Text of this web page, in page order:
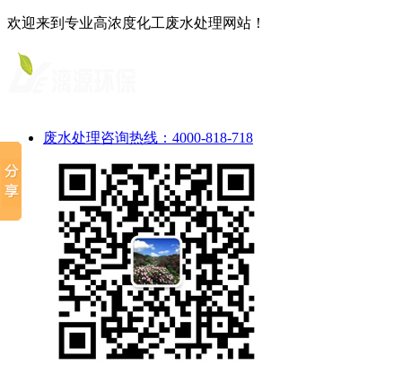
欢迎来到专业高浓度化工废水处理网站！
废水处理咨询热线：4000-818-718